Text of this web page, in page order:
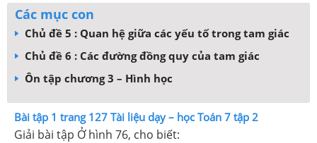
Các mục con
Chủ đề 5 : Quan hệ giữa các yếu tố trong tam giác
Chủ đề 6 : Các đường đồng quy của tam giác
Ôn tập chương 3 – Hình học
Bài tập 1 trang 127 Tài liệu dạy – học Toán 7 tập 2
Giải bài tập Ở hình 76, cho biết: